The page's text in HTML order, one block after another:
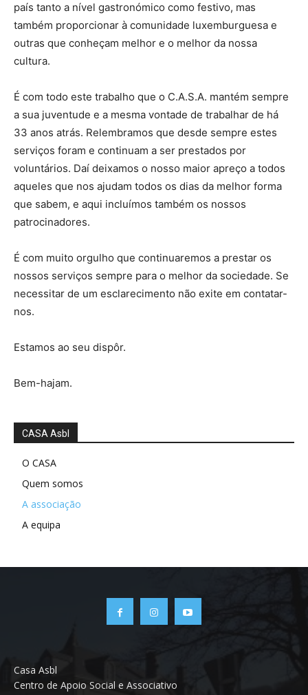
país tanto a nível gastronómico como festivo, mas
também proporcionar à comunidade luxemburguesa e
outras que conheçam melhor e o melhor da nossa
cultura.
É com todo este trabalho que o C.A.S.A. mantém sempre
a sua juventude e a mesma vontade de trabalhar de há
33 anos atrás. Relembramos que desde sempre estes
serviços foram e continuam a ser prestados por
voluntários. Daí deixamos o nosso maior apreço a todos
aqueles que nos ajudam todos os dias da melhor forma
que sabem, e aqui incluímos também os nossos
patrocinadores.
É com muito orgulho que continuaremos a prestar os
nossos serviços sempre para o melhor da sociedade. Se
necessitar de um esclarecimento não exite em contatar-
nos.
Estamos ao seu dispôr.
Bem-hajam.
CASA Asbl
O CASA
Quem somos
A associação
A equipa
Casa Asbl
Centro de Apoio Social e Associativo